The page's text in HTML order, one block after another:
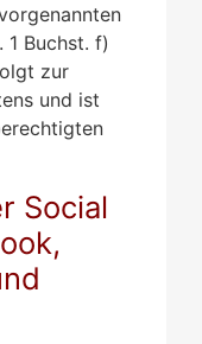
Buchst. f)
zur
und ist
Social